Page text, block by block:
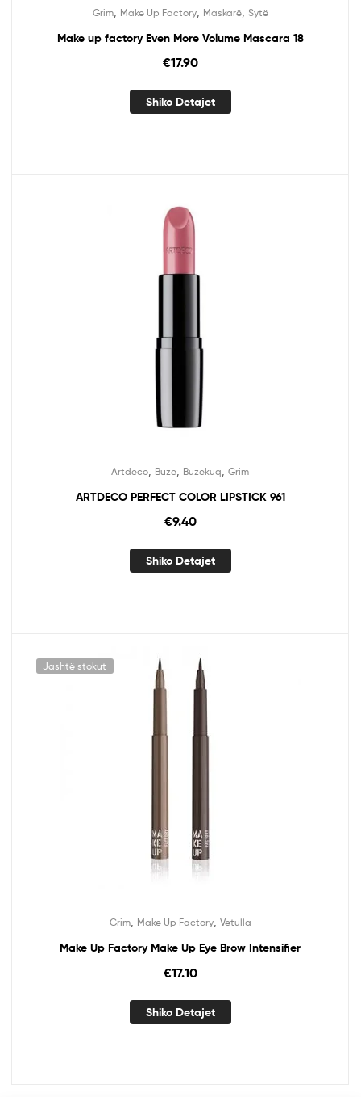
Grim, Make Up Factory, Maskarë, Sytë
Make up factory Even More Volume Mascara 18
€17.90
Shiko Detajet
Artdeco Buzë Buzëkuq Grim
ARTDECO PERFECT COLOR LIPSTICK 961
€9.40
Shiko Detajet
Jashtë stokut
Grim, Make Up Factory, Vetulla
Make Up Factory Make Up Eye Brow Intensifier
€17.10
Shiko Detajet